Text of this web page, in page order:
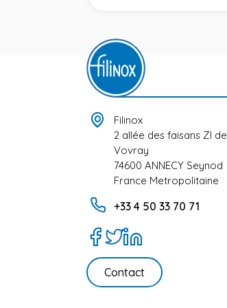
Filinox
2 allée des faisans ZI de
Vovray
74600 ANNECY Seynod
France Metropolitaine
+33 4 50 33 70 71
Contact